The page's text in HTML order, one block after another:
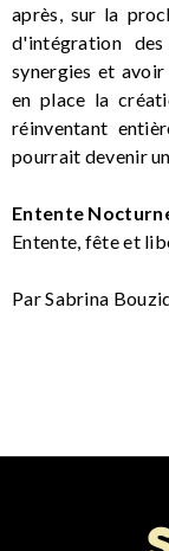
après, sur la
d'intégration
synergies et
en place la
réinventant
pourrait devenir
Entente
Entente, fête et
Par Sabrina